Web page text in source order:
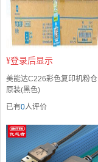
¥登录后显示
美能达C226彩色复印机粉仓
原装(黑色)
已有0人评价